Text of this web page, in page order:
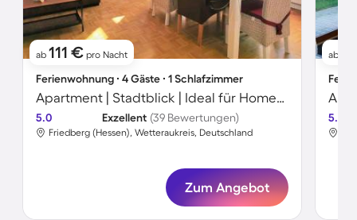
ab 111 € pro Nacht
Ferienwohnung ∙ 4 Gäste ∙ 1 Schlafzimmer
Apartment | Stadtblick | Ideal für Homeoffice
5.0 Exzellent (39 Bewertungen)
Friedberg (Hessen), Wetteraukreis, Deutschland
Zum Angebot
ab
5.0